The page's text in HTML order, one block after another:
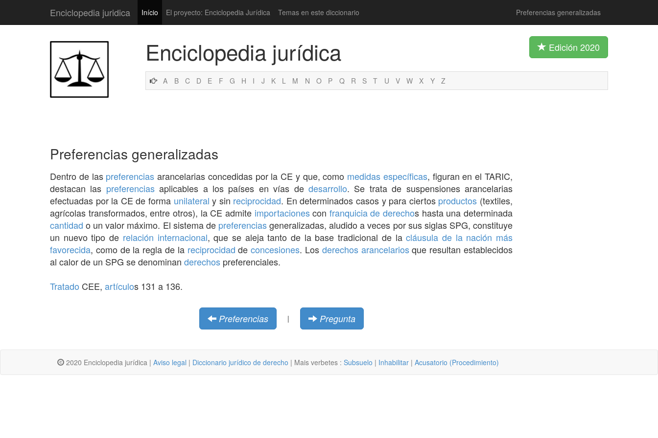
Enciclopedia juridica Início El proyecto: Enciclopedia Jurídica Temas en este diccionario Preferencias generalizadas
Enciclopedia jurídica Edición 2020
A B C D E F G H I J K L M N O P Q R S T U V W X Y Z
Preferencias generalizadas
Dentro de las preferencias arancelarias concedidas por la CE y que, como medidas específicas, figuran en el TARIC,
destacan las preferenciasaplicables a los países en vías dedesarrollo. Se trata de suspensiones arancelarias
efectuadas por la CE de forma unilateral y sin reciprocidad. En determinados casos y para ciertos productos (textiles,
agrícolas transformados, entre otros), la CE admite importacionescon franquicia de derechos hasta una determinada
cantidad o un valor máximo. El sistema de preferenciasgeneralizadas, aludido a veces por sus siglas SPG, constituye
un nuevo tipo de relación internacional, que se aleja tanto de la base tradicional de lacláusula de la nación más
favorecida, como de la regla de la reciprocidad deconcesiones. Los derechos arancelariosque resultan establecidos
al calor de un SPG se denominan derechos preferenciales.
Tratado CEE, artículos 131 a 136.
Preferencias | Pregunta
2020 Enciclopedia jurídica | Aviso legal | Diccionario jurídico de derecho | Mais verbetes : Subsuelo | Inhabilitar | Acusatorio (Procedimiento)